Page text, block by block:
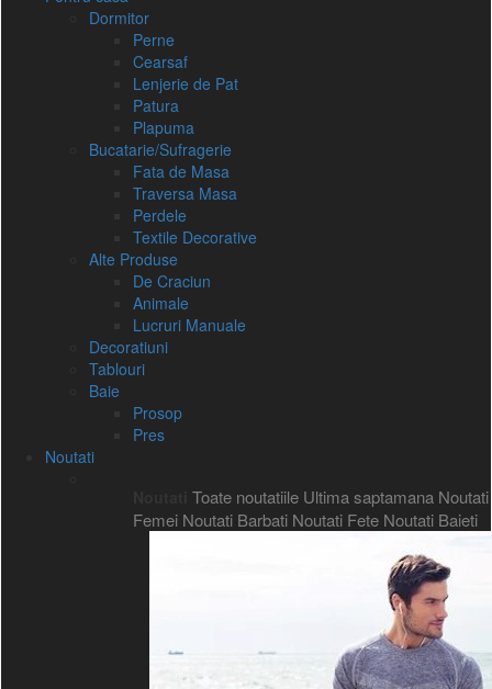
Dormitor
Perne
Cearsaf
Lenjerie de Pat
Patura
Plapuma
Bucatarie/Sufragerie
Fata de Masa
Traversa Masa
Perdele
Textile Decorative
Alte Produse
De Craciun
Animale
Lucruri Manuale
Decoratiuni
Tablouri
Baie
Prosop
Pres
Noutati
Toate noutatiile Ultima saptamana Noutati
Femei Noutati Barbati Noutati Fete Noutati Baieti